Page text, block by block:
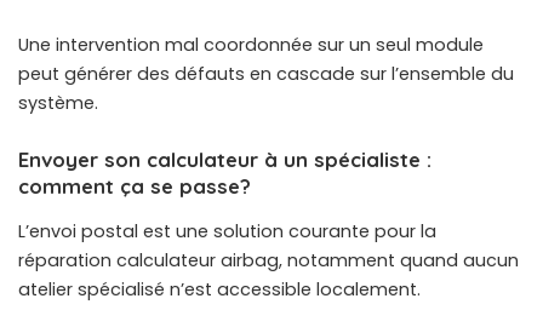
Une intervention mal coordonnée sur un seul module
peut générer des défauts en cascade sur l’ensemble du
système.
Envoyer son calculateur à un spécialiste :
comment ça se passe?
L’envoi postal est une solution courante pour la
réparation calculateur airbag, notamment quand aucun
atelier spécialisé n’est accessible localement.